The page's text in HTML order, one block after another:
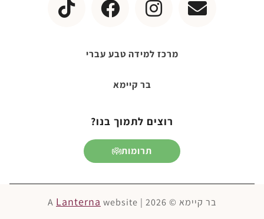
מרכז למידה טבע עברי
בר קיימא
רוצים לתמוך בנו?
תרומות
בר קיימא © 2026 | A Lanterna website